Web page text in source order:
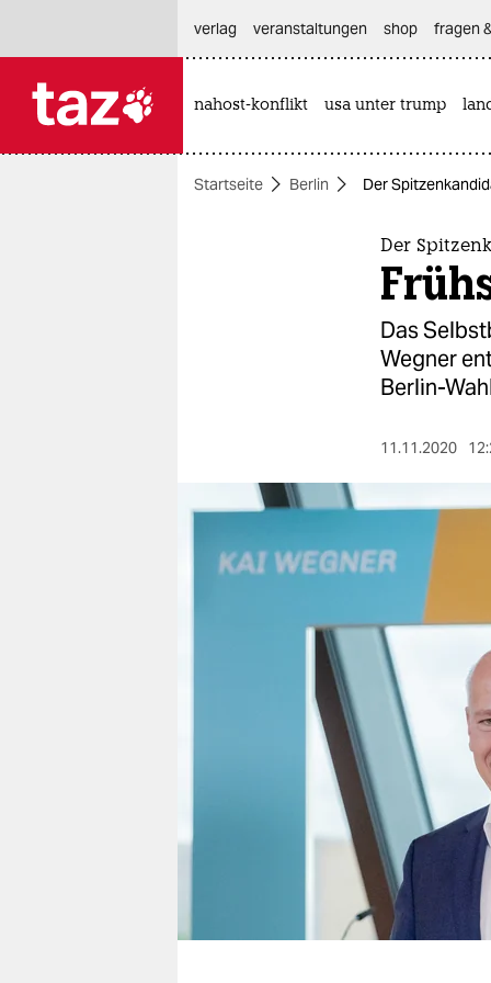
themen
veranstaltungen
genossenschaft
verlag
veranstaltungen shop fragen
nahost-konflikt usa unter trump
Startseite Berlin Der
Der
Das
Wegner
Berlin-
11.11.2020